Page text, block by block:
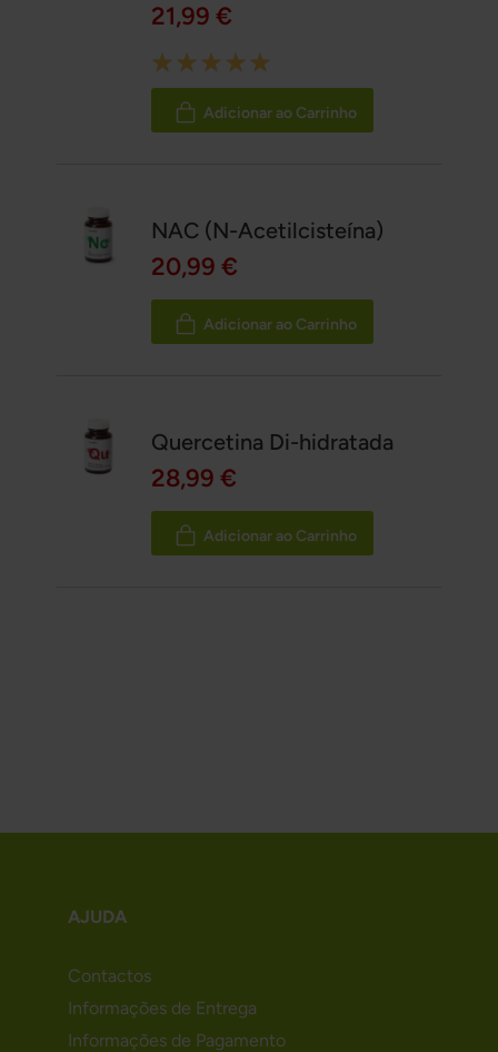
21,99 €
Rating:
100%
Adicionar ao Carrinho
NAC (N-Acetilcisteína)
20,99 €
Adicionar ao Carrinho
Quercetina Di-hidratada
28,99 €
Adicionar ao Carrinho
AJUDA
Contactos
Informações de Entrega
Informações de Pagamento